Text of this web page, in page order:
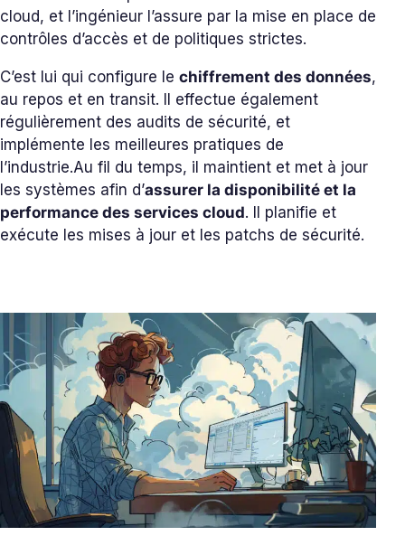
cloud, et l’ingénieur l’assure par la mise en place de
contrôles d’accès et de politiques strictes.
C’est lui qui configure le chiffrement des données,
au repos et en transit. Il effectue également
régulièrement des audits de sécurité, et
implémente les meilleures pratiques de
l’industrie.Au fil du temps, il maintient et met à jour
les systèmes afin d’assurer la disponibilité et la
performance des services cloud. Il planifie et
exécute les mises à jour et les patchs de sécurité.